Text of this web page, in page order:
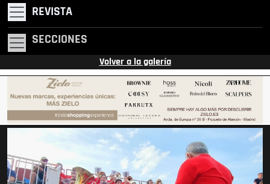
REVISTA
SECCIONES
Volver a la galería